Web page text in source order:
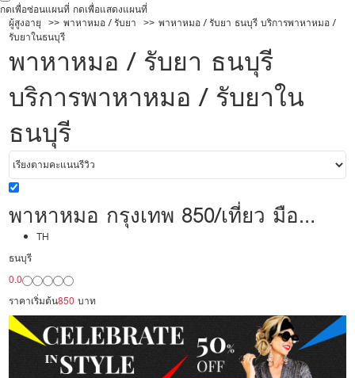
กดเพื่อซ่อนแผนที่ กดเพื่อแสดงแผนที่
ผู้สูงอายุ
พาหาหมอ / รับยา
พาหาหมอ / รับยา ธนบุรี บริการพาหาหมอ /
รับยาในธนบุรี
พาหาหมอ / รับยา ธนบุรี
บริการพาหาหมอ / รับยาใน
ธนบุรี
พาหาหมอ กรุงเทพ 850/เที่ยว มือ
อาชีพ พร้อมดูแล
TH
ธนบุรี
0.0
ราคาเริ่มต้น850 บาท